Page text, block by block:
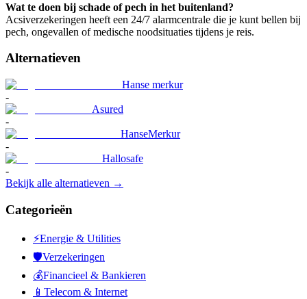
Wat te doen bij schade of pech in het buitenland?
Acsiverzekeringen heeft een 24/7 alarmcentrale die je kunt bellen bij
pech, ongevallen of medische noodsituaties tijdens je reis.
Alternatieven
Hanse merkur
-
Asured
-
HanseMerkur
-
Hallosafe
-
Bekijk alle alternatieven →
Categorieën
⚡Energie & Utilities
🛡️Verzekeringen
💰Financieel & Bankieren
📱 Telecom & Internet